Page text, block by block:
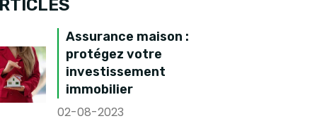
Assurance maison :
protégez votre
investissement
immobilier
02-08-2023